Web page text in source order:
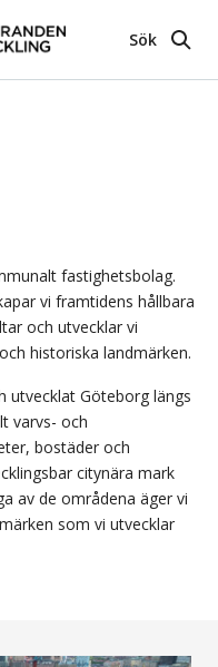
Sök
fastighetsbolag.
vi framtidens hållbara
och utvecklar vi
historiska landmärken.
utvecklat Göteborg längs
varvs- och
bostäder och
citynära mark
av de områdena äger vi
som vi utvecklar